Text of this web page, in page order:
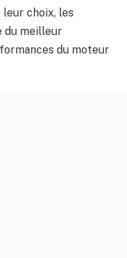
leur choix, les
du meilleur
du moteur